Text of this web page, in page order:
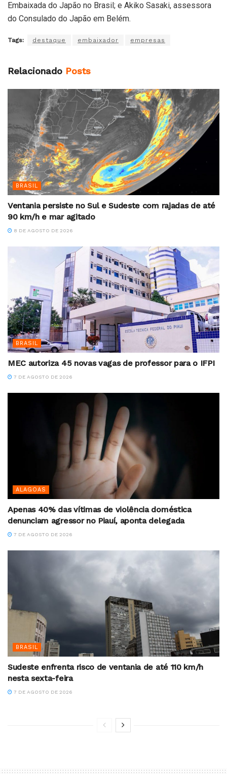
Embaixada do Japão no Brasil; e Akiko Sasaki, assessora
do Consulado do Japão em Belém.
Tags: destaque embaixador empresas
Relacionado Posts
BRASIL
Ventania persiste no Sul e Sudeste com rajadas de até
90 km/h e mar agitado
8 DE AGOSTO DE 2026
BRASIL
MEC autoriza 45 novas vagas de professor para o IFPI
7 DE AGOSTO DE 2026
ALAGOAS
Apenas 40% das vítimas de violência doméstica
denunciam agressor no Piauí, aponta delegada
7 DE AGOSTO DE 2026
BRASIL
Sudeste enfrenta risco de ventania de até 110 km/h
nesta sexta-feira
7 DE AGOSTO DE 2026